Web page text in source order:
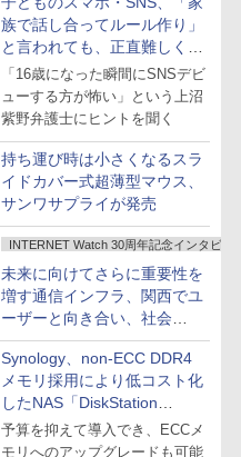
族で話し合ってルール作り」
と言われても、正直難しくな
いですか？
「16歳になった瞬間にSNSデビ
ューする方が怖い」という上沼
紫野弁護士にヒントを聞く
持ち運び時は小さくなるスラ
イドカバー式超薄型マウス、
サンワサプライが発売
INTERNET Watch 30周年記念インタビュー
未来に向けてさらに重要性を
増す通信インフラ、関西でユ
ーザーと向き合い、社会
の“あたらしい”を起動し続け
る～オプテージ
Synology、non-ECC DDR4
メモリ採用により低コスト化
したNAS「DiskStation
neo+」シリーズ
予算を抑えて導入でき、ECCメ
モリへのアップグレードも可能